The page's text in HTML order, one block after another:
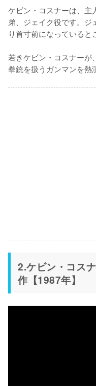
ケビン・コスナーは、主
弟、ジェイク役です。
り首寸前になっていると
若きケビン・コスナー
拳銃を扱うガンマンを熱
2.ケビン・コス
作【1987年】